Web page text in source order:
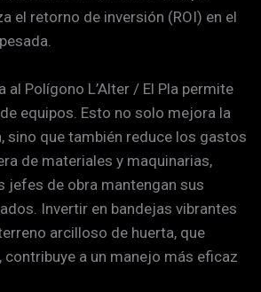
el retorno de inversión (ROI) en el
al Polígono L’Alter / El Pla permite
equipos. Esto no solo mejora la
sino que también reduce los gastos
de materiales y maquinarias,
jefes de obra mantengan sus
Invertir en bandejas vibrantes
arcilloso de huerta, que
contribuye a un manejo más eficaz